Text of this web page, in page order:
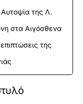
της Λ.
στα Αιγόσθενα
επιπτώσεις της